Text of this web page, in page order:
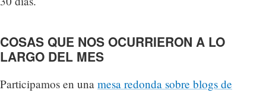
COSAS QUE NOS OCURRIERON A LO
LARGO DEL MES
Participamos en una mesa redonda sobre blogs de